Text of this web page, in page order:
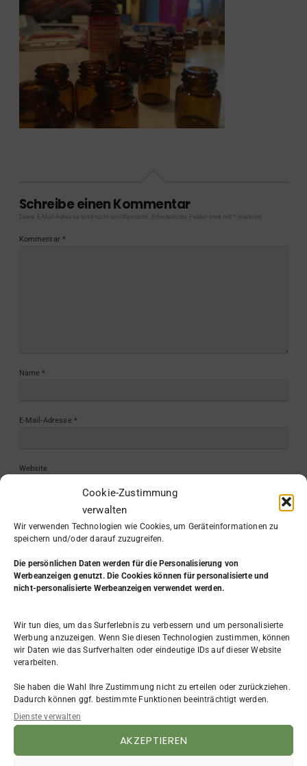
Cookie-Zustimmung
verwalten
Wir verwenden Technologien wie Cookies, um Geräteinformationen zu
speichern und/oder darauf zuzugreifen.
Die persönlichen Daten werden für die Personalisierung von
Werbeanzeigen genutzt. Die Cookies können für personalisierte und
nicht-personalisierte Werbeanzeigen verwendet werden.
Wir tun dies, um das Surferlebnis zu verbessern und um personalisierte
Werbung anzuzeigen. Wenn Sie diesen Technologien zustimmen, können
wir Daten wie das Surfverhalten oder eindeutige IDs auf dieser Website
verarbeiten.
Sie haben die Wahl Ihre Zustimmung nicht zu erteilen oder zurückziehen.
Dadurch können ggf. bestimmte Funktionen beeinträchtigt werden.
Dienste verwalten
AKZEPTIEREN
Schreibe einen Kommentar
Deine E-Mail-Adresse wird nicht veröffentlicht. Erforderliche Felder sind mit markiert
Kommentar *
Name *
E-Mail-Adresse *
Website
KATEGORIE
Aus dem Leben
Bewerbung(4)
(9)
FAQ(3)